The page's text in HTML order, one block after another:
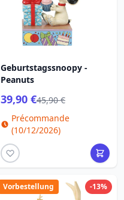
Geburtstagssnoopy -
Peanuts
39,90 €45,90 €
Précommande
(10/12/2026)
-13%
Vorbestellung